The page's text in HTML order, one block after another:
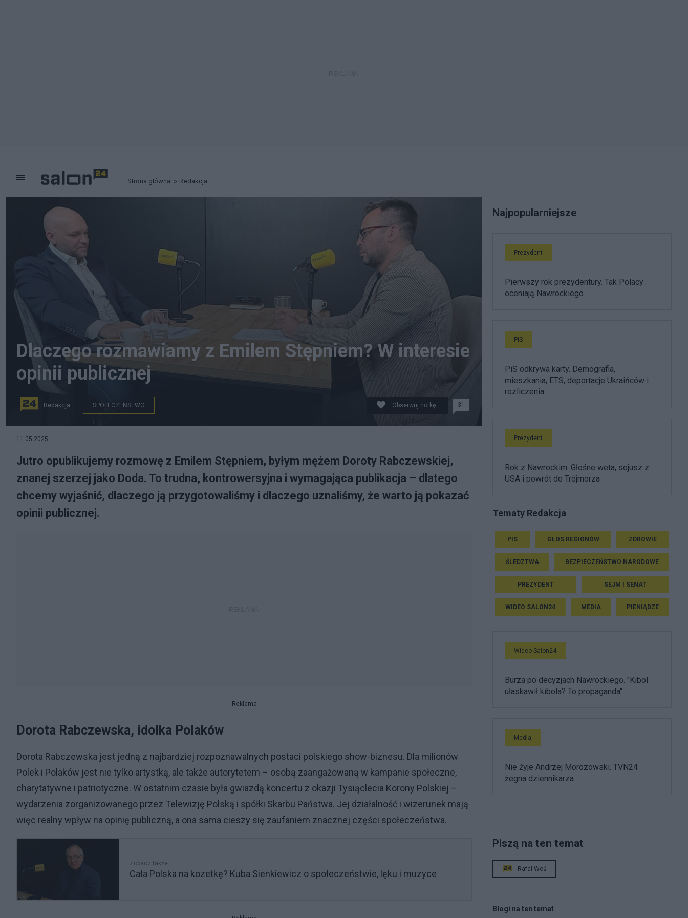
Strona główna Redakcja
Dlaczego rozmawiamy z Emilem Stępniem? W interesie
opinii publicznej
Redakcja SPOŁECZEŃSTWO Obserwuj notkę 31
11.05.2025
Jutro opublikujemy rozmowę z Emilem Stępniem, byłym mężem Doroty Rabczewskiej,
znanej szerzej jako Doda. To trudna, kontrowersyjna i wymagająca publikacja – dlatego
chcemy wyjaśnić, dlaczego ją przygotowaliśmy i dlaczego uznaliśmy, że warto ją pokazać
opinii publicznej.
Reklama
Dorota Rabczewska, idolka Polaków
Dorota Rabczewska jest jedną z najbardziej rozpoznawalnych postaci polskiego show-biznesu. Dla milionów
Polek i Polaków jest nie tylko artystką, ale także autorytetem – osobą zaangażowaną w kampanie społeczne,
charytatywne i patriotyczne. W ostatnim czasie była gwiazdą koncertu z okazji Tysiąclecia Korony Polskiej –
wydarzenia zorganizowanego przez Telewizję Polską i spółki Skarbu Państwa. Jej działalność i wizerunek mają
więc realny wpływ na opinię publiczną, a ona sama cieszy się zaufaniem znacznej części społeczeństwa.
Zobacz także
Cała Polska na kozetkę? Kuba Sienkiewicz o społeczeństwie, lęku i muzyce
Najpopularniejsze
Prezydent
Pierwszy rok prezydentury. Tak Polacy
oceniają Nawrockiego
PiS
PiS odkrywa karty. Demografia,
mieszkania, ETS, deportacje Ukraińców i
rozliczenia
Prezydent
Rok z Nawrockim. Głośne weta, sojusz z
USA i powrót do Trójmorza
Tematy Redakcja
PIS GŁOS REGIONÓW ZDROWIE
ŚLEDZTWA BEZPIECZEŃSTWO NARODOWE
PREZYDENT SEJM I SENAT
WIDEO SALON24 MEDIA PIENIĄDZE
Wideo Salon24
Burza po decyzjach Nawrockiego. "Kibol
ułaskawił kibola? To propaganda"
Media
Nie żyje Andrzej Morozowski. TVN24
żegna dziennikarza
Piszą na ten temat
Rafał Woś
Blogi na ten temat